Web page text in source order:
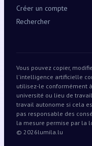
Créer un compte
Rechercher
Vous pouvez copier,
l'intelligence artificielle
utilisez-le conformément
université ou lieu de
travail autonome si cela
pas responsable des
la mesure permise par la
© 2026lumila.lu